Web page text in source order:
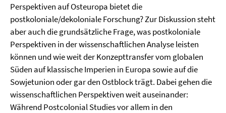
Perspektiven auf Osteuropa bietet die
postkoloniale/dekoloniale Forschung? Zur Diskussion steht
aber auch die grundsätzliche Frage, was postkoloniale
Perspektiven in der wissenschaftlichen Analyse leisten
können und wie weit der Konzepttransfer vom globalen
Süden auf klassische Imperien in Europa sowie auf die
Sowjetunion oder gar den Ostblock trägt. Dabei gehen die
wissenschaftlichen Perspektiven weit auseinander:
Während Postcolonial Studies vor allem in den